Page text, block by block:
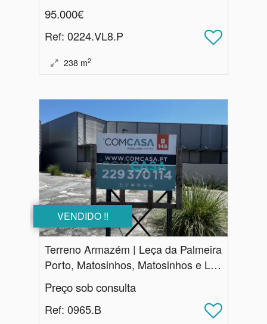
95.000€
Ref: 0224.VL8.P
238 m2
VENDIDO !!
Terreno Armazém | Leça da Palmeira
Porto, Matosinhos, Matosinhos e Leça da Palmeira
Preço sob consulta
Ref: 0965.B